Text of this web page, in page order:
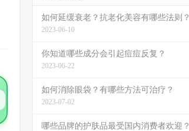
如何延缓衰老？抗老化美容有哪些法则？
2023-06-10
你知道哪些成分会引起痘痘反复？
2023-06-22
如何消除眼袋？有哪些方法可治疗？
2023-07-02
哪些品牌的护肤品最受国内消费者欢迎？